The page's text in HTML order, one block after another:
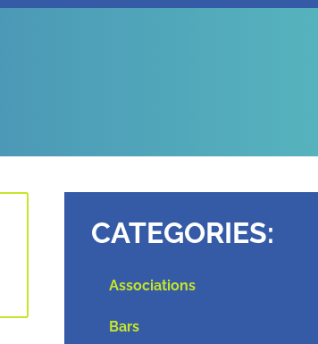
CATEGORIES:
Associations
Bars